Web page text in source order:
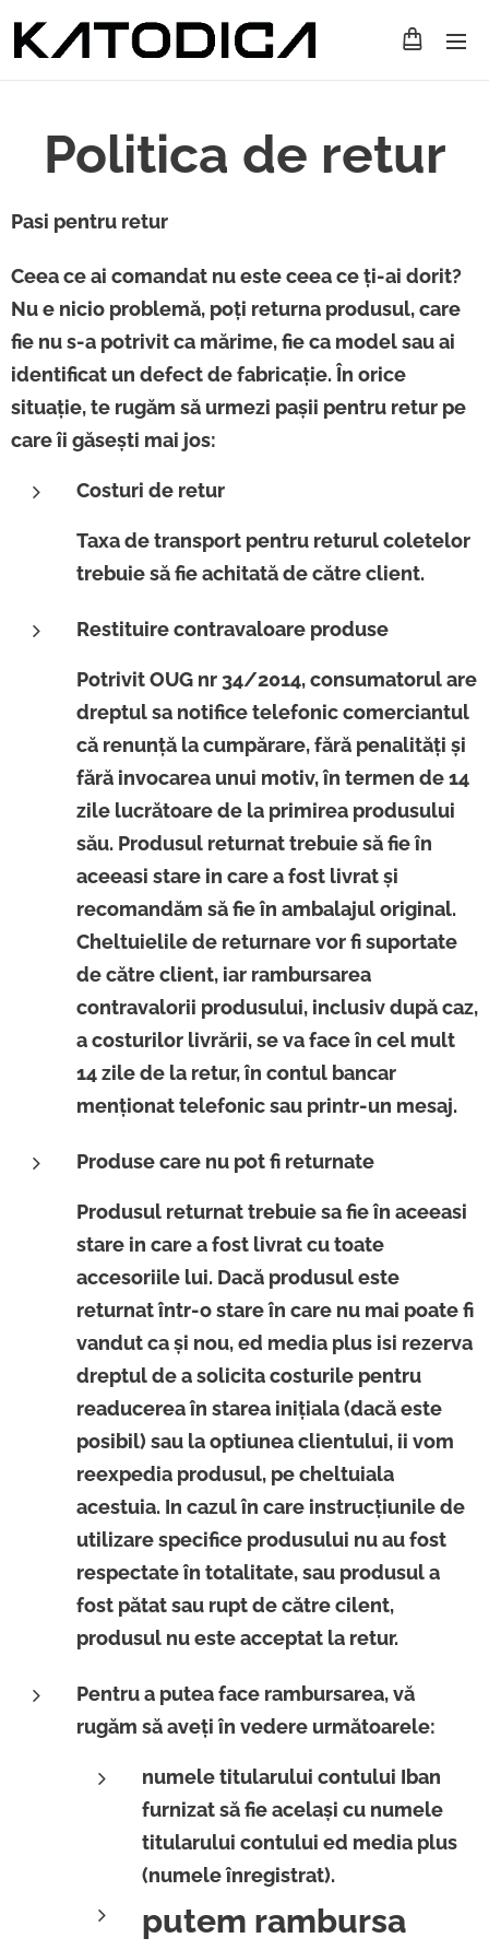
Politica de retur
Pasi pentru retur
Ceea ce ai comandat nu este ceea ce ți-ai dorit?
Nu e nicio problemă, poți returna produsul, care
fie nu s-a potrivit ca mărime, fie ca model sau ai
identificat un defect de fabricație. În orice
situație, te rugăm să urmezi pașii pentru retur pe
care îi găsești mai jos:
Costuri de retur
Taxa de transport pentru returul coletelor
trebuie să fie achitată de către client.
Restituire contravaloare produse
Potrivit OUG nr 34/2014, consumatorul are
dreptul sa notifice telefonic comerciantul
că renunţă la cumpărare, fără penalități și
fără invocarea unui motiv, în termen de 14
zile lucrătoare de la primirea produsului
său. Produsul returnat trebuie să fie în
aceeasi stare in care a fost livrat şi
recomandăm să fie în ambalajul original.
Cheltuielile de returnare vor fi suportate
de către client, iar rambursarea
contravalorii produsului, inclusiv după caz,
a costurilor livrării, se va face în cel mult
14 zile de la retur, în contul bancar
menționat telefonic sau printr-un mesaj.
Produse care nu pot fi returnate
Produsul returnat trebuie sa fie în aceeasi
stare in care a fost livrat cu toate
accesoriile lui. Dacă produsul este
returnat într-o stare în care nu mai poate fi
vandut ca și nou, ed media plus isi rezerva
dreptul de a solicita costurile pentru
readucerea în starea inițiala (dacă este
posibil) sau la optiunea clientului, ii vom
reexpedia produsul, pe cheltuiala
acestuia. In cazul în care instrucţiunile de
utilizare specifice produsului nu au fost
respectate în totalitate, sau produsul a
fost pătat sau rupt de către cilent,
produsul nu este acceptat la retur.
Pentru a putea face rambursarea, vă
rugăm să aveți în vedere următoarele:
numele titularului contului Iban
furnizat să fie același cu numele
titularului contului ed media plus
(numele înregistrat).
putem rambursa